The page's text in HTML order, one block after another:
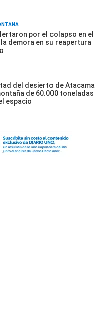
por el colapso en el
demora en su reapertura
del desierto de Atacama
de 60.000 toneladas
espacio